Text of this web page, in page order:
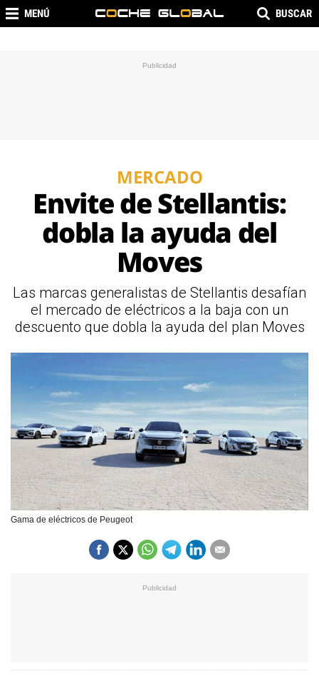
MENÚ BUSCAR
MERCADO
Envite de Stellantis:
dobla la ayuda del
Moves
Las marcas generalistas de Stellantis desafían
el mercado de eléctricos a la baja con un
descuento que dobla la ayuda del plan Moves
Gama de eléctricos de Peugeot